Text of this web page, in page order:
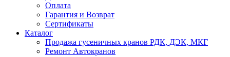
Оплата
Гарантия и Возврат
Сертификаты
Каталог
Продажа гусеничных кранов РДК, ДЭК, МКГ
Ремонт Автокранов